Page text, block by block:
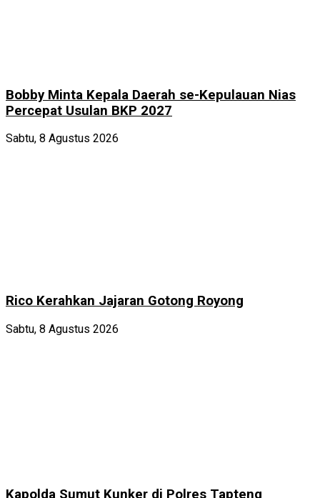
Bobby Minta Kepala Daerah se-Kepulauan Nias
Percepat Usulan BKP 2027
Sabtu, 8 Agustus 2026
Rico Kerahkan Jajaran Gotong Royong
Sabtu, 8 Agustus 2026
Kapolda Sumut Kunker di Polres Tapteng